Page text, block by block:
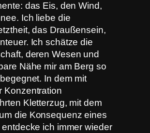
das Eis, den Wind,
Ich liebe die
das Draußensein,
Ich schätze die
deren Wesen und
Nähe mir am Berg so
In dem mit
Konzentration
Kletterzug, mit dem
die Konsequenz eines
entdecke ich immer wieder